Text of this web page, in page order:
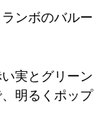
ンボのバルー
実とグリーン
明るくポップ